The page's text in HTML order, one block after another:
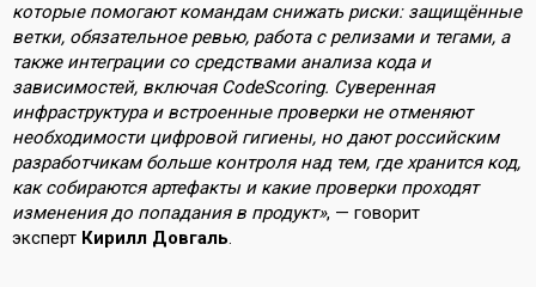
которые помогают командам снижать риски: защищённые
ветки, обязательное ревью, работа с релизами и тегами, а
также интеграции со средствами анализа кода и
зависимостей, включая CodeScoring. Суверенная
инфраструктура и встроенные проверки не отменяют
необходимости цифровой гигиены, но дают российским
разработчикам больше контроля над тем, где хранится код,
как собираются артефакты и какие проверки проходят
изменения до попадания в продукт», — говорит
эксперт Кирилл Довгаль.